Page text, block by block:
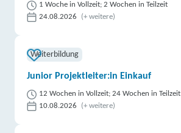
1 Woche in Vollzeit; 2 Wochen in Teilzeit
24.08.2026
(+ weitere)
Weiterbildung
Junior Projektleiter:in Einkauf
12 Wochen in Vollzeit; 24 Wochen in Teilzeit
10.08.2026
(+ weitere)